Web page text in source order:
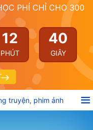
PHÍ CHỈ CHO 300
12
PHÚT
39
GIÂY
truyện, phim ảnh